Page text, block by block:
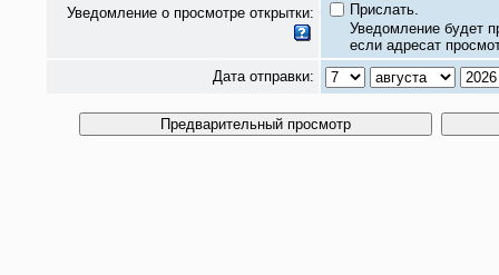
Уведомление о просмотре открытки:
Прислать.
Уведомление будет
если адресат
Дата отправки: